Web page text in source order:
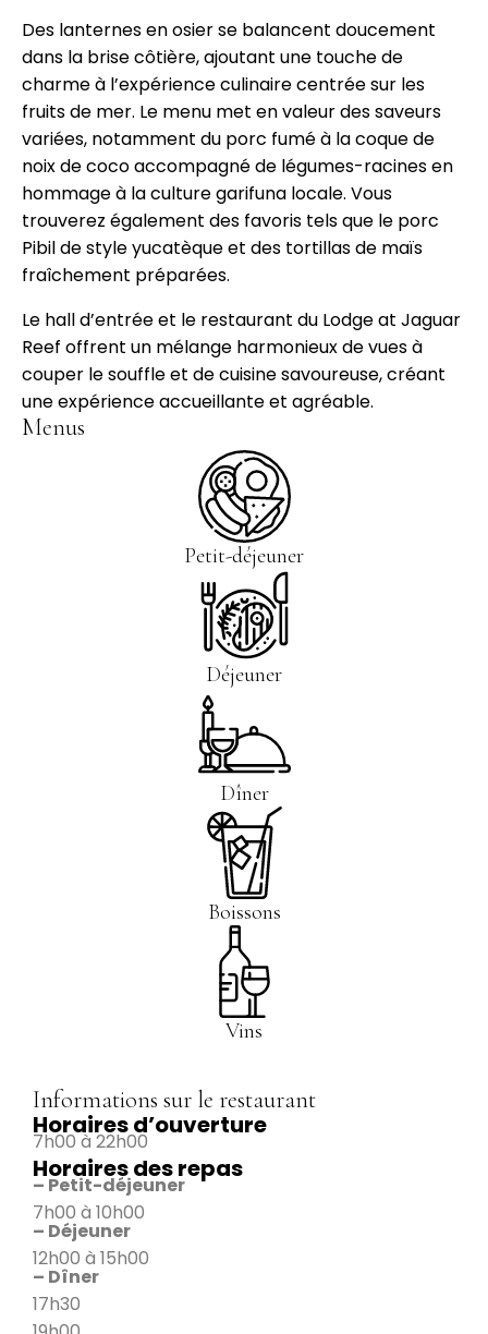
Des lanternes en osier se balancent doucement
dans la brise côtière, ajoutant une touche de
charme à l’expérience culinaire centrée sur les
fruits de mer. Le menu met en valeur des saveurs
variées, notamment du porc fumé à la coque de
noix de coco accompagné de légumes-racines en
hommage à la culture garifuna locale. Vous
trouverez également des favoris tels que le porc
Pibil de style yucatèque et des tortillas de maïs
fraîchement préparées.
Le hall d’entrée et le restaurant du Lodge at Jaguar
Reef offrent un mélange harmonieux de vues à
couper le souffle et de cuisine savoureuse, créant
une expérience accueillante et agréable.
Menus
Petit-déjeuner
Déjeuner
Dîner
Boissons
Vins
Informations sur le restaurant
Horaires d’ouverture
7h00 à 22h00
Horaires des repas
– Petit-déjeuner
7h00 à 10h00
– Déjeuner
12h00 à 15h00
– Dîner
17h30